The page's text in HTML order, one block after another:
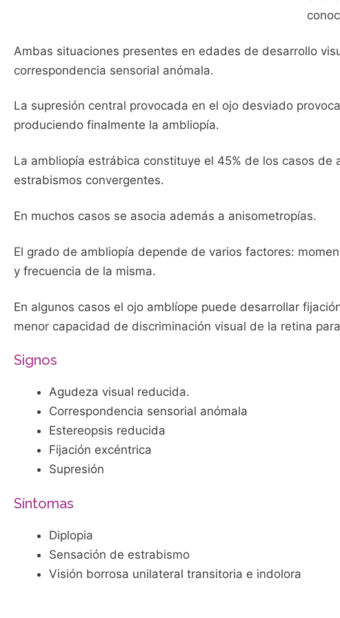
Ambas situaciones presentes en edades de desarrollo
correspondencia sensorial anómala.
La supresión central provocada en el ojo desviado
produciendo finalmente la ambliopía.
La ambliopía estrábica constituye el 45% de los casos
estrabismos convergentes.
En muchos casos se asocia además a anisometropías.
El grado de ambliopía depende de varios factores:
y frecuencia de la misma.
En algunos casos el ojo amblíope puede desarrollar
menor capacidad de discriminación visual de la retina
Signos
Agudeza visual reducida.
Correspondencia sensorial anómala
Estereopsis reducida
Fijación excéntrica
Supresión
Síntomas
Diplopia
Sensación de estrabismo
Visión borrosa unilateral transitoria e indolora